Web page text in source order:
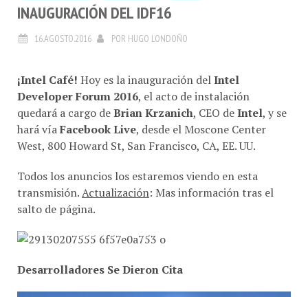
INAUGURACIÓN DEL IDF16
16.AGOSTO.2016 POR HUGO LONDOÑO
¡Intel Café! Hoy es la inauguración delIntel
Developer Forum 2016, el acto de instalación
quedará a cargo deBrian Krzanich, CEO deIntel, y se
hará víaFacebook Live, desde el Moscone Center
West, 800 Howard St, San Francisco, CA, EE. UU.
Todos los anuncios los estaremos viendo en esta
transmisión.Actualización: Mas información tras el
salto de página.
Desarrolladores Se Dieron Cita